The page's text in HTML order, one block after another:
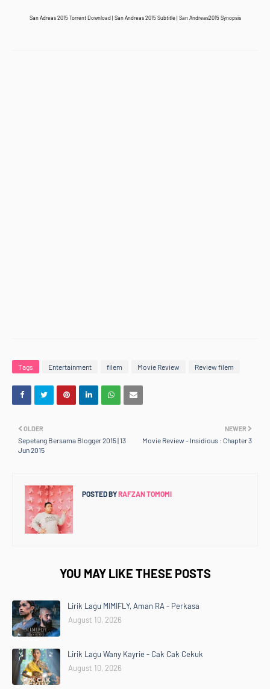
San Adreas 2015 Torrent Download | San Andreas 2015Subtitle | San Andreas2015Synopsis
Tags Entertainment filem Movie Review Review filem
NEWER
Movie Review - Insidious : Chapter 3
OLDER
Sepetang Bersama Blogger 2015 | 13
Jun 2015
POSTED BYRAFZAN TOMOMI
YOU MAY LIKE THESE POSTS
Lirik Lagu MIMIFLY, Aman RA - Perkasa
August 10, 2026
Lirik Lagu Wany Kayrie - Cak Cak Cekuk
August 10, 2026